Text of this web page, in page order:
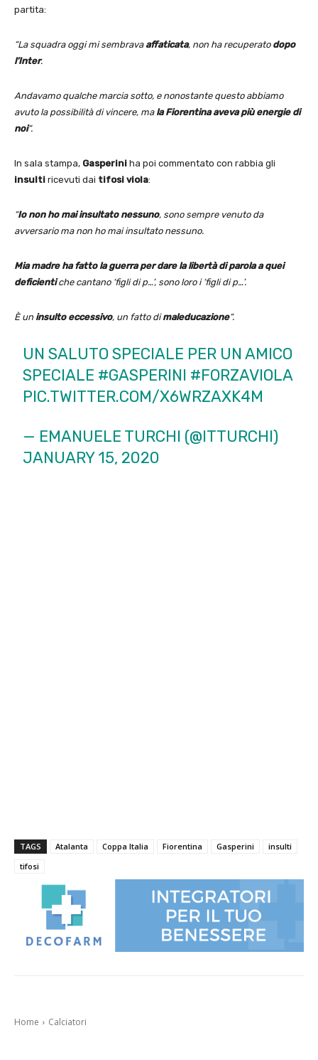
partita:
“La squadra oggi mi sembravaaffaticata, non ha recuperato dopo
l’Inter.
Andavamo qualche marcia sotto, e nonostante questo abbiamo
avuto la possibilità di vincere, ma la Fiorentina aveva più energie di
noi“.
In sala stampa, Gasperini ha poi commentato con rabbia gli
insulti ricevuti dai tifosi viola:
“Io non ho mai insultato nessuno, sono sempre venuto da
avversario ma non ho mai insultato nessuno.
Mia madre ha fatto la guerra per dare la libertà di parola a quei
deficientiche cantano ‘figli di p…’, sono loro i ‘figli di p…’.
È un insulto eccessivo, un fatto dimaleducazione“.
UN SALUTO SPECIALE PER UN AMICO
SPECIALE #GASPERINI #FORZAVIOLA
PIC.TWITTER.COM/X6WRZAXK4M
— EMANUELE TURCHI (@ITTURCHI)
JANUARY 15, 2020
TAGS Atalanta Coppa Italia Fiorentina Gasperini
insulti
tifosi